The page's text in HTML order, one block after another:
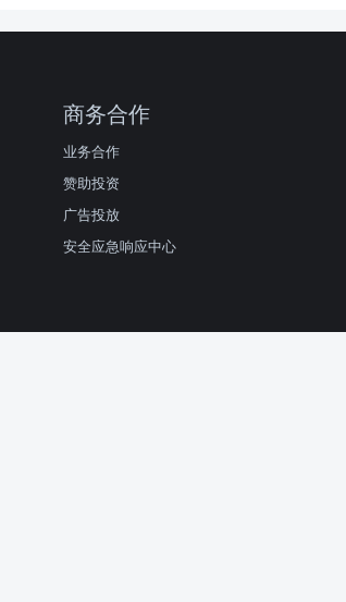
商务合作
业务合作
赞助投资
广告投放
安全应急响应中心